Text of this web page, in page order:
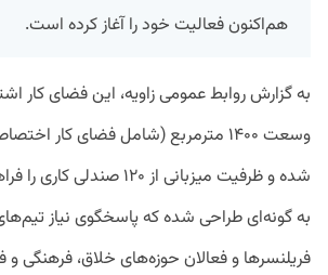
هم‌اکنون فعالیت خود را آغاز کرده است.
به گزارش روابط عمومی زاویه، این فضای کار
وسعت ۱۴۰۰ مترمربع (شامل فضای کار
شده و ظرفیت میزبانی از ۱۲۰
به گونه‌ای طراحی شده که پاسخگوی نیاز تیم‌های
فریلنسرها و فعالان حوزه‌های خلاق، فرهنگی و